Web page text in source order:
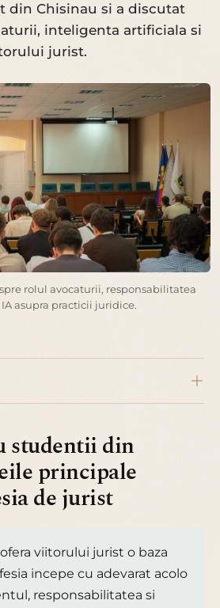
din Chisinau si a discutat
inteligenta artificiala si
jurist.
rolul avocaturii, responsabilitatea
asupra practicii juridice.
studentii din
principale
de jurist
viitorului jurist o baza
incepe cu adevarat acolo
responsabilitatea si